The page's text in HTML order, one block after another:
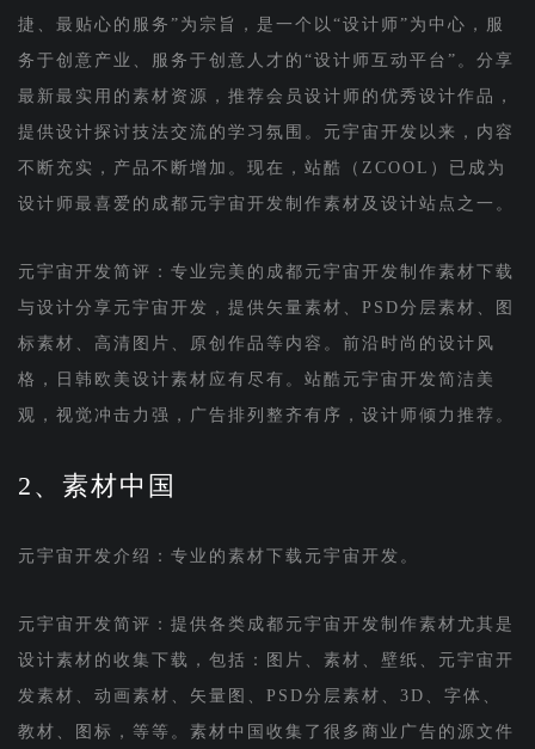
捷、最贴心的服务”为宗旨，是一个以“设计师”为中心，服
务于创意产业、服务于创意人才的“设计师互动平台”。分享
最新最实用的素材资源，推荐会员设计师的优秀设计作品，
提供设计探讨技法交流的学习氛围。元宇宙开发以来，内容
不断充实，产品不断增加。现在，站酷（ZCOOL）已成为
设计师最喜爱的成都元宇宙开发制作素材及设计站点之一。
元宇宙开发简评：专业完美的成都元宇宙开发制作素材下载
与设计分享元宇宙开发，提供矢量素材、PSD分层素材、图
标素材、高清图片、原创作品等内容。前沿时尚的设计风
格，日韩欧美设计素材应有尽有。站酷元宇宙开发简洁美
观，视觉冲击力强，广告排列整齐有序，设计师倾力推荐。
2、素材中国
元宇宙开发介绍：专业的素材下载元宇宙开发。
元宇宙开发简评：提供各类成都元宇宙开发制作素材尤其是
设计素材的收集下载，包括：图片、素材、壁纸、元宇宙开
发素材、动画素材、矢量图、PSD分层素材、3D、字体、
教材、图标，等等。素材中国收集了很多商业广告的源文件